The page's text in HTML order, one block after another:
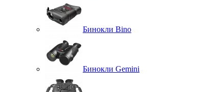
Бинокли Bino
Бинокли Gemini